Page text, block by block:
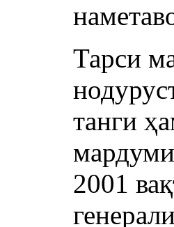
Тарси
танги
2001